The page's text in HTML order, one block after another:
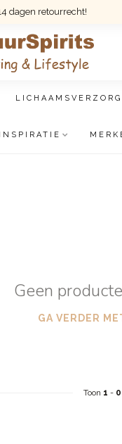
dagen retourrecht!
Geen
GA VERDER
Toon 1 - 0